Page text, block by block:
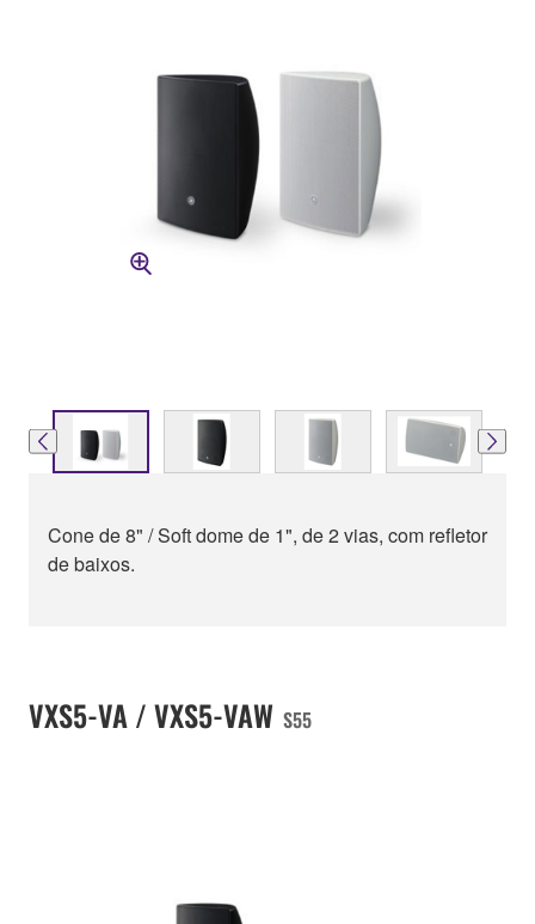
Cone de 8" / Soft dome de 1", de 2 vias, com refletor
de baixos.
VXS5-VA / VXS5-VAW S55